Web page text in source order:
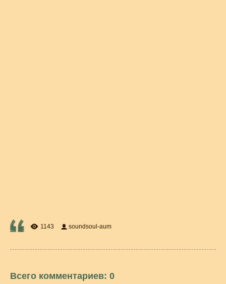
1143 soundsoul-aum
Всего комментариев: 0